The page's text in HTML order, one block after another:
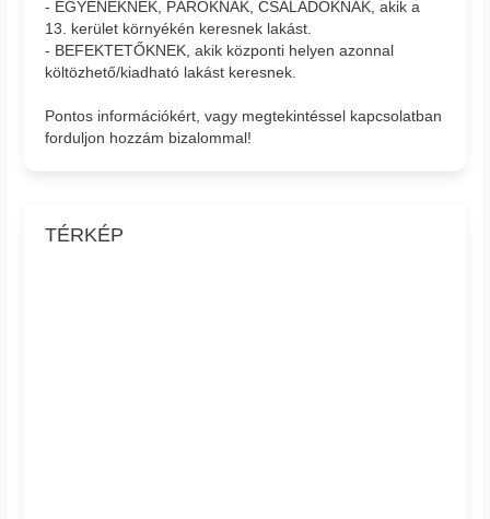
- EGYÉNEKNEK, PÁROKNAK, CSALÁDOKNAK, akik a
13. kerület környékén keresnek lakást.
- BEFEKTETŐKNEK, akik központi helyen azonnal
költözhető/kiadható lakást keresnek.
Pontos információkért, vagy megtekintéssel kapcsolatban
forduljon hozzám bizalommal!
TÉRKÉP